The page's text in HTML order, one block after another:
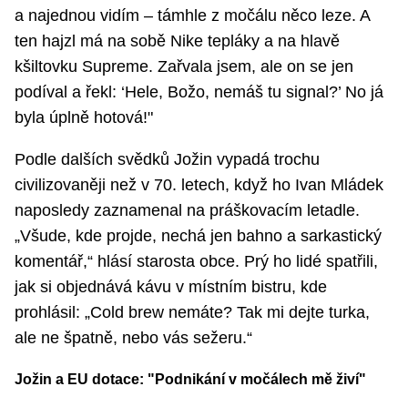
a najednou vidím – támhle z močálu něco leze. A
ten hajzl má na sobě Nike tepláky a na hlavě
kšiltovku Supreme. Zařvala jsem, ale on se jen
podíval a řekl: ‘Hele, Božo, nemáš tu signal?’ No já
byla úplně hotová!"
Podle dalších svědků Jožin vypadá trochu
civilizovaněji než v 70. letech, když ho Ivan Mládek
naposledy zaznamenal na práškovacím letadle.
„Všude, kde projde, nechá jen bahno a sarkastický
komentář,“ hlásí starosta obce. Prý ho lidé spatřili,
jak si objednává kávu v místním bistru, kde
prohlásil: „Cold brew nemáte? Tak mi dejte turka,
ale ne špatně, nebo vás sežeru.“
Jožin a EU dotace: "Podnikání v močálech mě živí"